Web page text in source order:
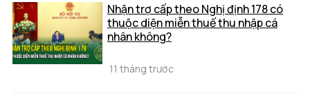
Nhận trợ cấp theo Nghị định 178 có
thuộc diện miễn thuế thu nhập cá
nhân không?
11 tháng trước